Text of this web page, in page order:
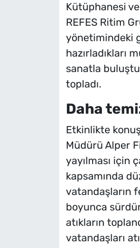
Kütüphanesi
REFES Ritim
yönetimindeki
hazırladıkları
sanatla
topladı.
Daha
Etkinlikte
Müdürü Alper
yayılması için
kapsamında
vatandaşların
boyunca
atıkların
vatandaşları